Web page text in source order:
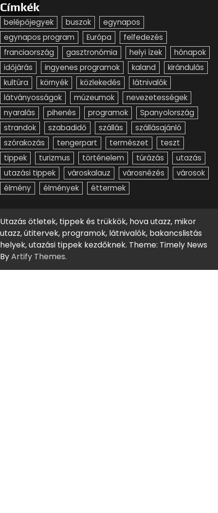
Címkék
belépőjegyek buszok
egynapos
egynapos program
Európa
felfedezés
franciaország
gasztronómia helyi ízek
hónapok
időjárás
ingyenes programok kaland
kirándulás
kultúra
környék közlekedés
látnivalók
látványosságok
múzeumok
nevezetességek
nyaralás
pihenés programok
Spanyolország
strandok
szabadidő szállás
szállásajánló
szórakozás
tengerpart természet
teszt
tippek
turizmus történelem túrázás
utazás
utazási tippek
városkalauz városnézés
városok
élmény
élmények éttermek
Utazás ötletek, tippek és trükkök, hova utazz, mikor
utazz, útitervek, programok, látnivalók, bakancslistás
helyek, utazási tippek kezdőknek. Theme: Timely News
ByArtify Themes.